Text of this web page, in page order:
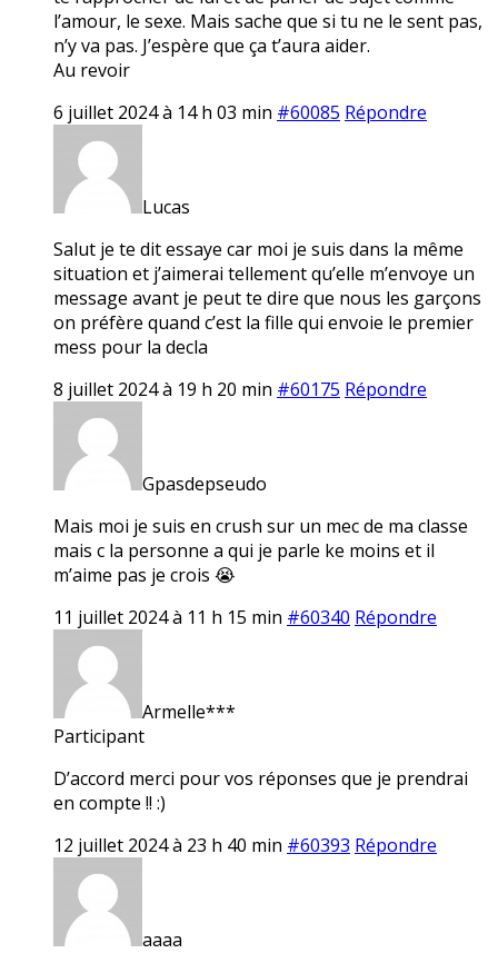
l’amour, le sexe. Mais sache que si tu ne le sent pas,
n’y va pas. J’espère que ça t’aura aider.
Au revoir
6 juillet 2024 à 14 h 03 min #60085 Répondre
Lucas
Salut je te dit essaye car moi je suis dans la même
situation et j’aimerai tellement qu’elle m’envoye un
message avant je peut te dire que nous les garçons
on préfère quand c’est la fille qui envoie le premier
mess pour la decla
8 juillet 2024 à 19 h 20 min #60175 Répondre
Gpasdepseudo
Mais moi je suis en crush sur un mec de ma classe
mais c la personne a qui je parle ke moins et il
m’aime pas je crois 😭
11 juillet 2024 à 11 h 15 min #60340 Répondre
Armelle***
Participant
D’accord merci pour vos réponses que je prendrai
en compte !! :)
12 juillet 2024 à 23 h 40 min #60393 Répondre
aaaa